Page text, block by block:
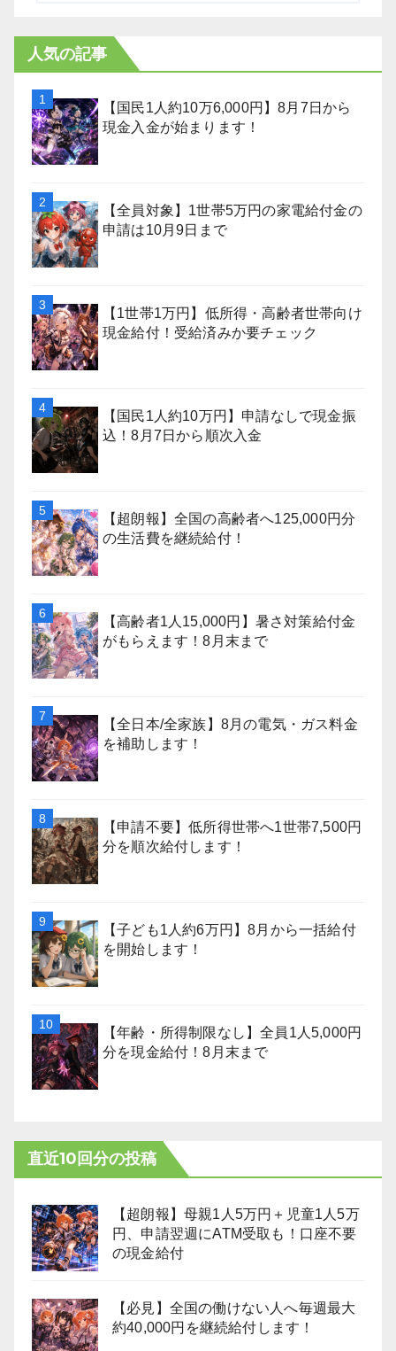
人気の記事
【国民1人約10万6,000円】8月7日から
現金入金が始まります！
【全員対象】1世帯5万円の家電給付金の
申請は10月9日まで
【1世帯1万円】低所得・高齢者世帯向け
現金給付！受給済みか要チェック
【国民1人約10万円】申請なしで現金振
込！8月7日から順次入金
【超朗報】全国の高齢者へ125,000円分
の生活費を継続給付！
【高齢者1人15,000円】暑さ対策給付金
がもらえます！8月末まで
【全日本/全家族】8月の電気・ガス料金
を補助します！
【申請不要】低所得世帯へ1世帯7,500円
分を順次給付します！
【子ども1人約6万円】8月から一括給付
を開始します！
【年齢・所得制限なし】全員1人5,000円
分を現金給付！8月末まで
直近10回分の投稿
【超朗報】母親1人5万円＋児童1人5万
円、申請翌週にATM受取も！口座不要
の現金給付
【必見】全国の働けない人へ毎週最大
約40,000円を継続給付します！